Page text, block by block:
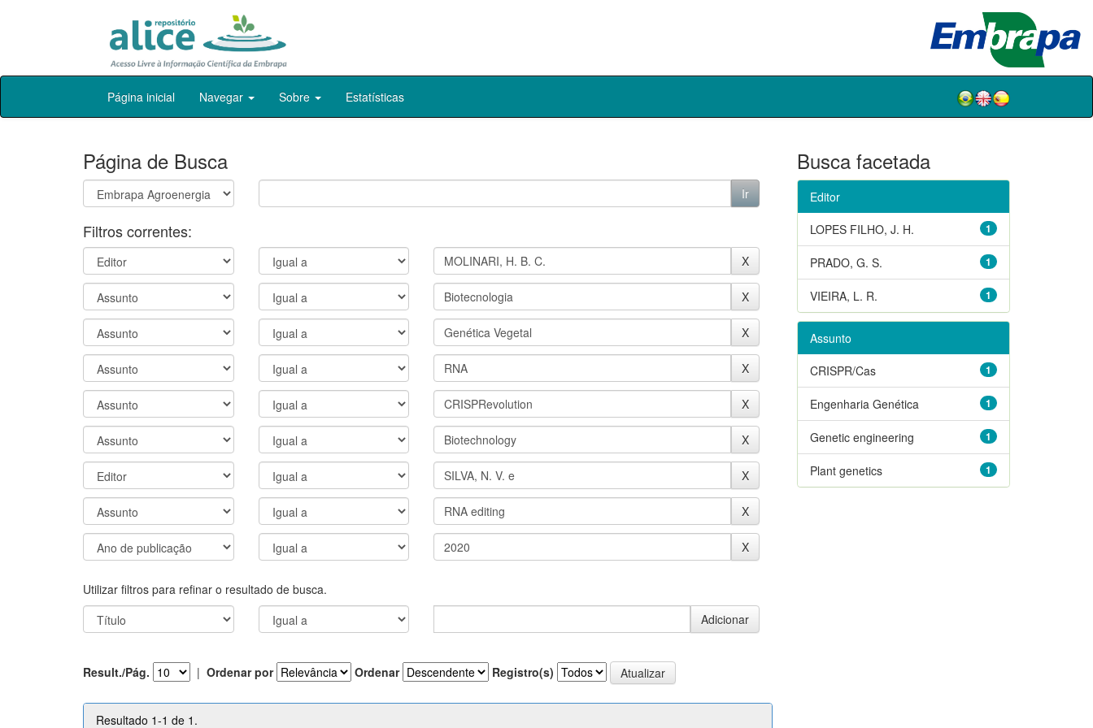
Skip
Página inicial Navegar Sobre Estatísticas
Página de Busca
Filtros correntes:
Utilizar filtros para refinar o resultado de busca.
Result./Pág. | Ordenar por Ordenar Registro(s)
Resultado 1-1 de 1.
Busca facetada
Editor
1
LOPES FILHO, J. H.
1
PRADO, G. S.
1
VIEIRA, L. R.
Assunto
1
CRISPR/Cas
1
Engenharia Genética
1
Genetic engineering
1
Plant genetics